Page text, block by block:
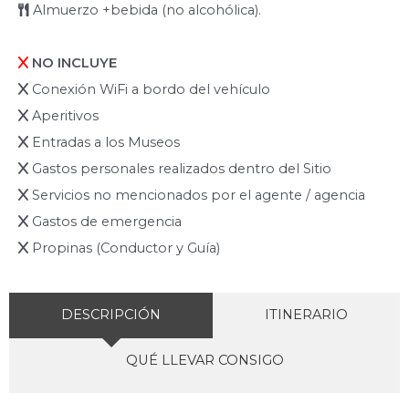
Almuerzo +bebida (no alcohólica).
NO INCLUYE
Conexión WiFi a bordo del vehículo
Aperitivos
Entradas a los Museos
Gastos personales realizados dentro del Sitio
Servicios no mencionados por el agente / agencia
Gastos de emergencia
Propinas (Conductor y Guía)
DESCRIPCIÓN ITINERARIO
QUÉ LLEVAR CONSIGO